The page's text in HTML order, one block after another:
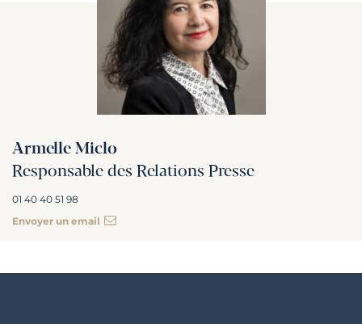
Armelle Miclo
Responsable des Relations Presse
01 40 40 51 98
Envoyer un email